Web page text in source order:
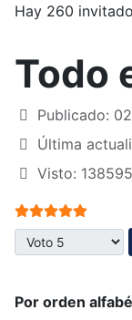
Hay 260
Todo
Publicado:
Última
Visto:
Ratio:5/5
Por favor, vote
Por orden